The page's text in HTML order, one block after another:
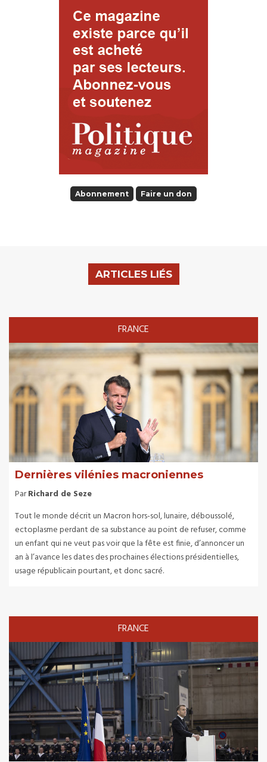
Abonnement Faire un don
ARTICLES LIÉS
FRANCE
Dernières vilénies macroniennes
ParRichard de Seze
Tout le monde décrit un Macron hors-sol, lunaire, déboussolé,
ectoplasme perdant de sa substance au point de refuser, comme
un enfant qui ne veut pas voir que la fête est finie, d’annoncer un
an à l’avance les dates des prochaines élections présidentielles,
usage républicain pourtant, et donc sacré.
FRANCE